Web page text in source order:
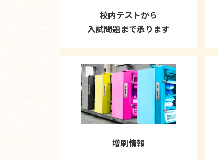
校内テストから
入試問題まで承ります
増刷情報